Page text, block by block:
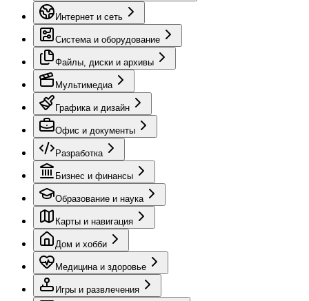
Интернет и сеть
Система и оборудование
Файлы, диски и архивы
Мультимедиа
Графика и дизайн
Офис и документы
Разработка
Бизнес и финансы
Образование и наука
Карты и навигация
Дом и хобби
Медицина и здоровье
Игры и развлечения